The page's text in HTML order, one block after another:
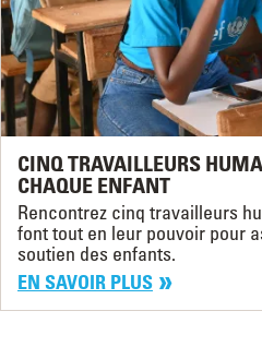
CINQ TRAVAILLEURS
CHAQUE ENFANT
Rencontrez cinq travailleurs
font tout en leur pouvoir pour
soutien des enfants.
EN SAVOIR PLUS